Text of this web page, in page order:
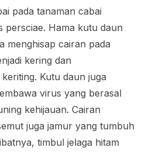
pada tanaman cabai
persciae. Hama kutu daun
menghisap cairan pada
kering dan
Kutu daun juga
virus yang berasal
kehijauan. Cairan
juga jamur yang tumbuh
timbul jelaga hitam